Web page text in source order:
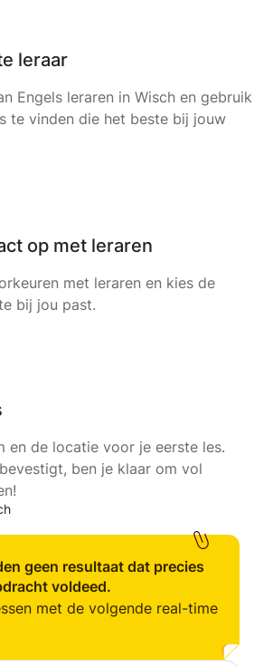
leraar
Engels leraren in Wisch en gebruik
te vinden die het beste bij jouw
op met leraren
met leraren en kies de
bij jou past.
en de locatie voor je eerste les.
ben je klaar om vol
geen resultaat dat precies
voldeed.
met de volgende real-time